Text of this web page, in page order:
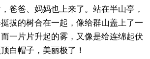
爸爸、妈妈也上来了。站在半山亭，
拔的树合在一起，像给群山盖上了一
一片片升起的雾，又像是给连绵起伏
白帽子，美丽极了！